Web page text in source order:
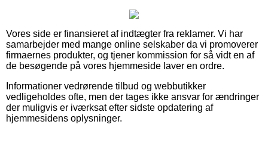
Vores side er finansieret af indtægter fra reklamer. Vi har
samarbejder med mange online selskaber da vi promoverer
firmaernes produkter, og tjener kommission for så vidt en af
de besøgende på vores hjemmeside laver en ordre.
Informationer vedrørende tilbud og webbutikker
vedligeholdes ofte, men der tages ikke ansvar for ændringer
der muligvis er iværksat efter sidste opdatering af
hjemmesidens oplysninger.